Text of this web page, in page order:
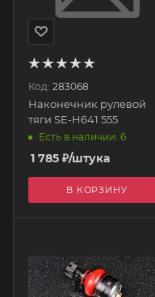
Код: 283068
Наконечник рулевой
тяги SE-H641 555
Есть в наличии: 6
1 785 ₽/штука
В КОРЗИНУ